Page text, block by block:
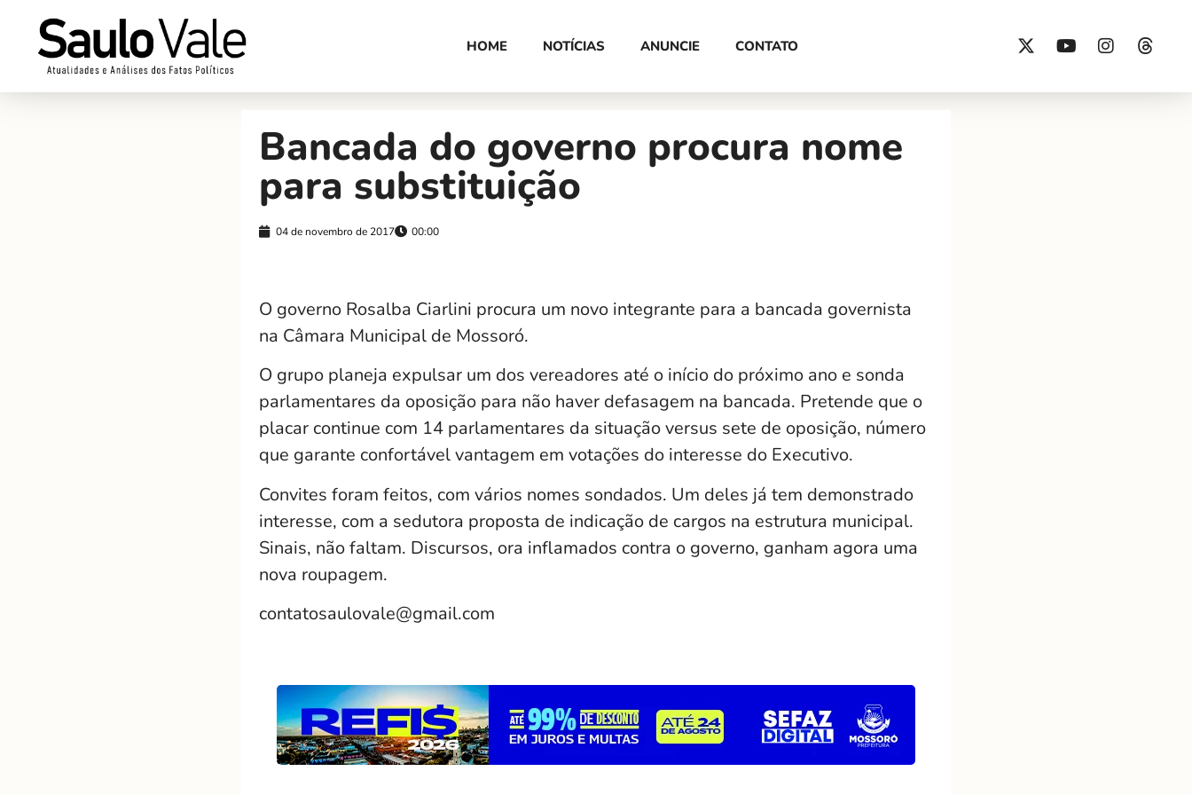
HOME NOTÍCIAS ANUNCIE CONTATO
Bancada do governo procura nome
para substituição
04 de novembro de 2017 00:00
O governo Rosalba Ciarlini procura um novo integrante para a bancada governista
na Câmara Municipal de Mossoró.
O grupo planeja expulsar um dos vereadores até o início do próximo ano e sonda
parlamentares da oposição para não haver defasagem na bancada. Pretende que o
placar continue com 14 parlamentares da situação versus sete de oposição, número
que garante confortável vantagem em votações do interesse do Executivo.
Convites foram feitos, com vários nomes sondados. Um deles já tem demonstrado
interesse, com a sedutora proposta de indicação de cargos na estrutura municipal.
Sinais, não faltam. Discursos, ora inflamados contra o governo, ganham agora uma
nova roupagem.
contatosaulovale@gmail.com